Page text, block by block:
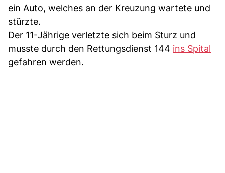
ein Auto, welches an der Kreuzung wartete und
stürzte.
Der 11-Jährige verletzte sich beim Sturz und
musste durch den Rettungsdienst 144 ins Spital
gefahren werden.